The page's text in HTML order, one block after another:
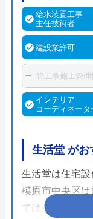
給水装置工事
主任技術者
建設業許可
管工事施工管理
インテリア
コーディネータ
生活堂 がお
生活堂は住宅
模原市中央区
では商品代と